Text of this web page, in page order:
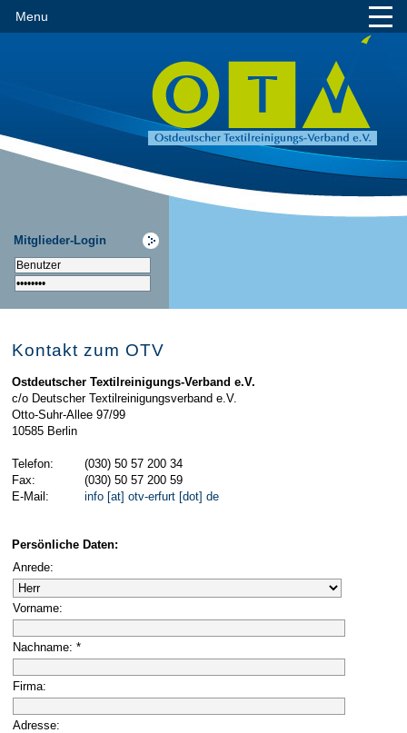
Menu
Mitglieder-Login
Kontakt zum OTV
Ostdeutscher Textilreinigungs-Verband e.V.
c/o Deutscher Textilreinigungsverband e.V.
Otto-Suhr-Allee 97/99
10585 Berlin
Telefon:
(030) 50 57 200 34
Fax:
(030) 50 57 200 59
E-Mail:
info [at] otv-erfurt [dot] de
Persönliche Daten:
Anrede:
Vorname:
Nachname: *
Firma:
Adresse: